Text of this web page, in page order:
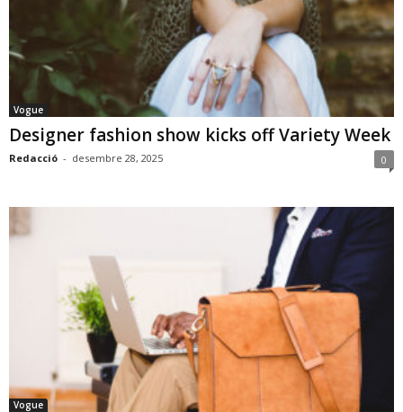
Vogue
Designer fashion show kicks off Variety Week
Redacció - desembre 28, 2025 0
Vogue